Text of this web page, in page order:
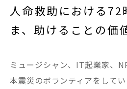
人命救助における72
ま、助けることの価
ミュージシャン、IT起業家、
本震災のボランティアをして